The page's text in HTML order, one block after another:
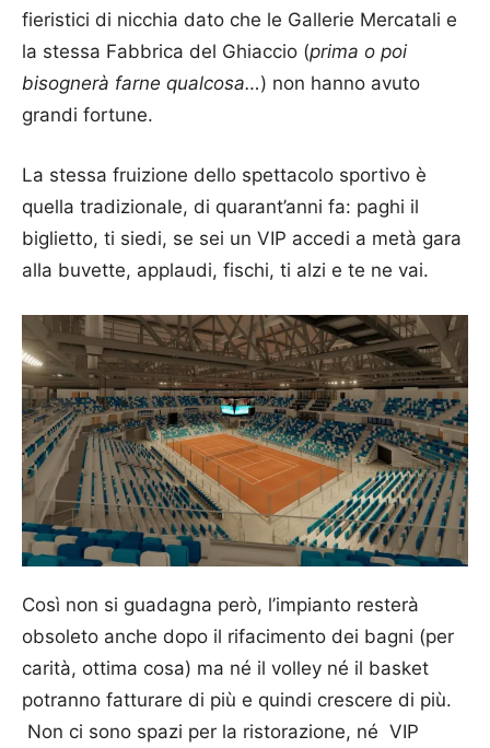
fieristici di nicchia dato che le Gallerie Mercatali e
la stessa Fabbrica del Ghiaccio (prima o poi
bisognerà farne qualcosa…) non hanno avuto
grandi fortune.
La stessa fruizione dello spettacolo sportivo è
quella tradizionale, di quarant’anni fa: paghi il
biglietto, ti siedi, se sei un VIP accedi a metà gara
alla buvette, applaudi, fischi, ti alzi e te ne vai.
Così non si guadagna però, l’impianto resterà
obsoleto anche dopo il rifacimento dei bagni (per
carità, ottima cosa) ma né il volley né il basket
potranno fatturare di più e quindi crescere di più.
Non ci sono spazi per la ristorazione, né VIP